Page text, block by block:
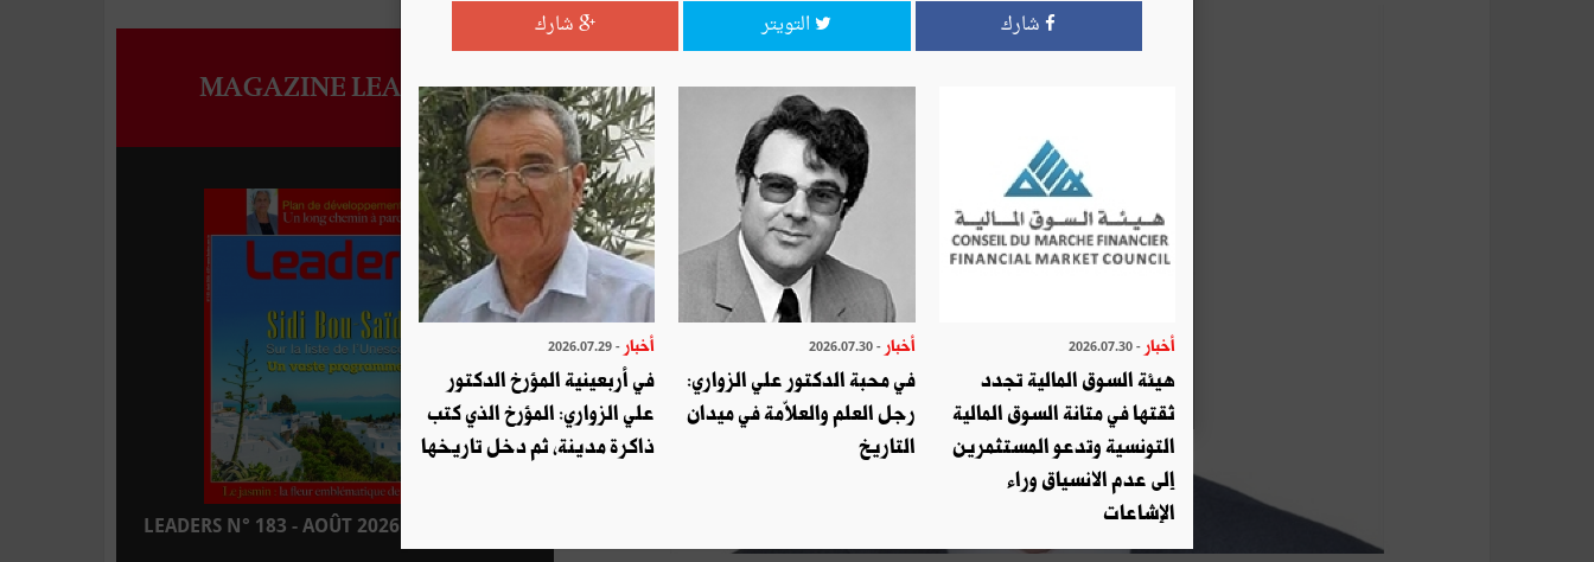
MAGAZINE LEADERS
LEADERS N° 183 - AOÛT 2026 : EN KIOSQUE
شارك التويتر شارك
أخبار - 2026.07.30
هيئة السوق المالية تجدد
ثقتها في متانة السوق المالية
التونسية وتدعو المستثمرين
إلى عدم الانسياق وراء
الإشاعات
أخبار - 2026.07.30
في محبة الدكتور علي الزواري:
رجل العلم والعلاّمة في ميدان
التاريخ
أخبار - 2026.07.29
في أربعينية المؤرخ الدكتور
علي الزواري: المؤرخ الذي كتب
ذاكرة مدينة، ثم دخل تاريخها